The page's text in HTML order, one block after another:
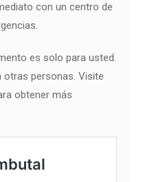
con un centro de
es solo para usted.
personas. Visite
obtener más